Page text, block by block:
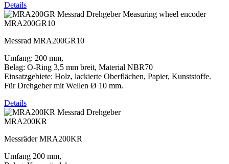
Details
MRA200GR10
Messrad MRA200GR10
Umfang: 200 mm,
Belag: O-Ring 3,5 mm breit, Material NBR70
Einsatzgebiete: Holz, lackierte Oberflächen, Papier, Kunststoffe.
Für Drehgeber mit Wellen Ø 10 mm.
Details
MRA200KR
Messräder MRA200KR
Umfang 200 mm,